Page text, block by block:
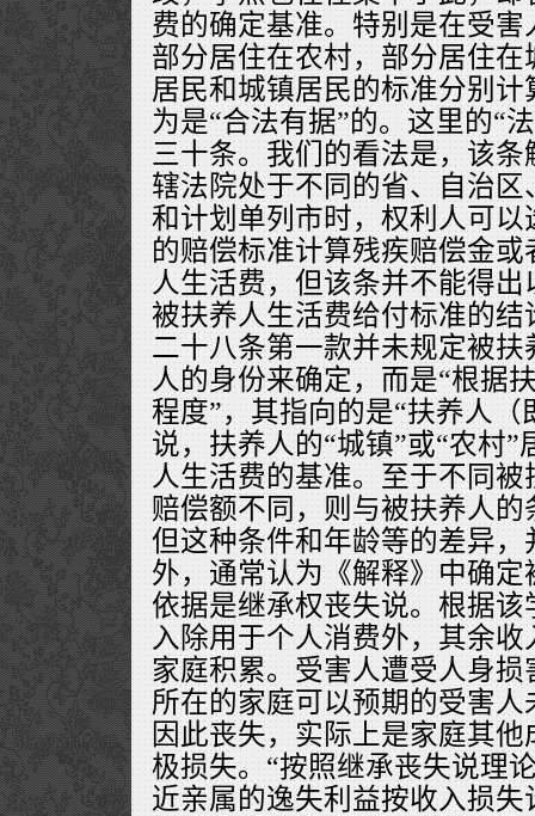
费的确定基准。特别是在受
部分居住在农村，部分居住
居民和城镇居民的标准分别
为是“合法有据”的。这里的“
三十条。我们的看法是，该
辖法院处于不同的省、自治
和计划单列市时，权利人可
的赔偿标准计算残疾赔偿金
人生活费，但该条并不能得
被扶养人生活费给付标准的
二十八条第一款并未规定被
人的身份来确定，而是“根据
程度”，其指向的是“扶养人（
说，扶养人的“城镇”或“农村
人生活费的基准。至于不同
赔偿额不同，则与被扶养人
但这种条件和年龄等的差异
外，通常认为《解释》中确
依据是继承权丧失说。根据
入除用于个人消费外，其余
家庭积累。受害人遭受人身
所在的家庭可以预期的受害
因此丧失，实际上是家庭其
极损失。“按照继承丧失说理
近亲属的逸失利益按收入损